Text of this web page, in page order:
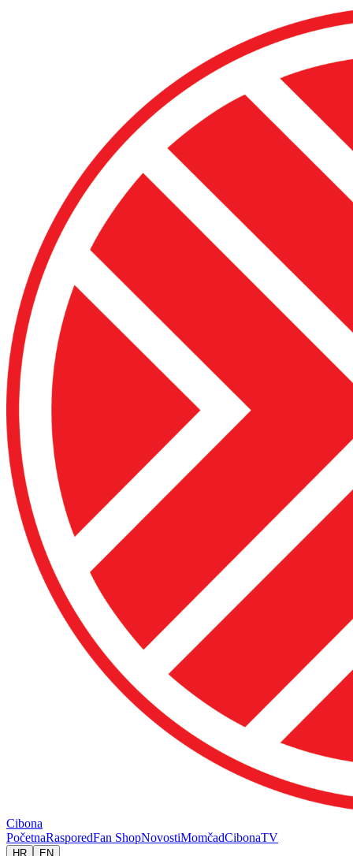
Cibona
PočetnaRasporedFan ShopNovostiMomčadCibonaTV
HR EN